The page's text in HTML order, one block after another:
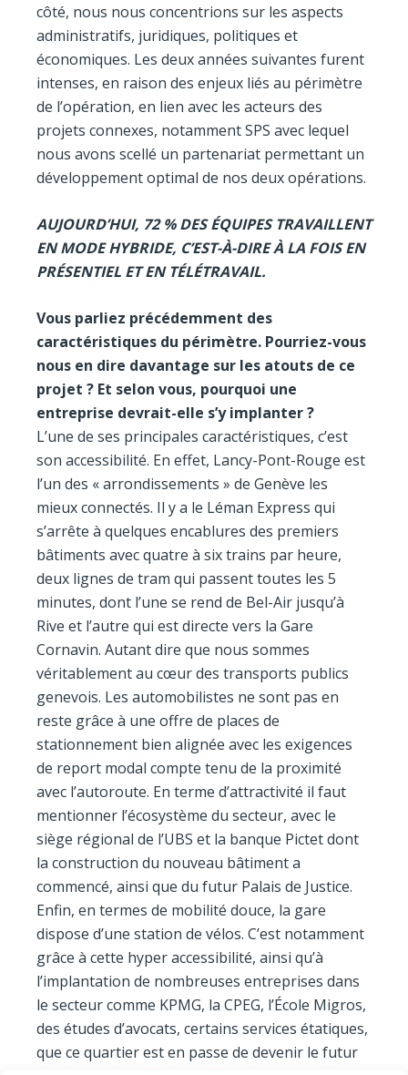
côté, nous nous concentrions sur les aspects
administratifs, juridiques, politiques et
économiques. Les deux années suivantes furent
intenses, en raison des enjeux liés au périmètre
de l’opération, en lien avec les acteurs des
projets connexes, notamment SPS avec lequel
nous avons scellé un partenariat permettant un
développement optimal de nos deux opérations.
AUJOURD’HUI, 72 % DES ÉQUIPES TRAVAILLENT
EN MODE HYBRIDE, C’EST-À-DIRE À LA FOIS EN
PRÉSENTIEL ET EN TÉLÉTRAVAIL.
Vous parliez précédemment des
caractéristiques du périmètre. Pourriez-vous
nous en dire davantage sur les atouts de ce
projet ? Et selon vous, pourquoi une
entreprise devrait-elle s’y implanter ?
L’une de ses principales caractéristiques, c’est
son accessibilité. En effet, Lancy-Pont-Rouge est
l’un des « arrondissements » de Genève les
mieux connectés. Il y a le Léman Express qui
s’arrête à quelques encablures des premiers
bâtiments avec quatre à six trains par heure,
deux lignes de tram qui passent toutes les 5
minutes, dont l’une se rend de Bel-Air jusqu’à
Rive et l’autre qui est directe vers la Gare
Cornavin. Autant dire que nous sommes
véritablement au cœur des transports publics
genevois. Les automobilistes ne sont pas en
reste grâce à une offre de places de
stationnement bien alignée avec les exigences
de report modal compte tenu de la proximité
avec l’autoroute. En terme d’attractivité il faut
mentionner l’écosystème du secteur, avec le
siège régional de l’UBS et la banque Pictet dont
la construction du nouveau bâtiment a
commencé, ainsi que du futur Palais de Justice.
Enfin, en termes de mobilité douce, la gare
dispose d’une station de vélos. C’est notamment
grâce à cette hyper accessibilité, ainsi qu’à
l’implantation de nombreuses entreprises dans
le secteur comme KPMG, la CPEG, l’École Migros,
des études d’avocats, certains services étatiques,
que ce quartier est en passe de devenir le futur